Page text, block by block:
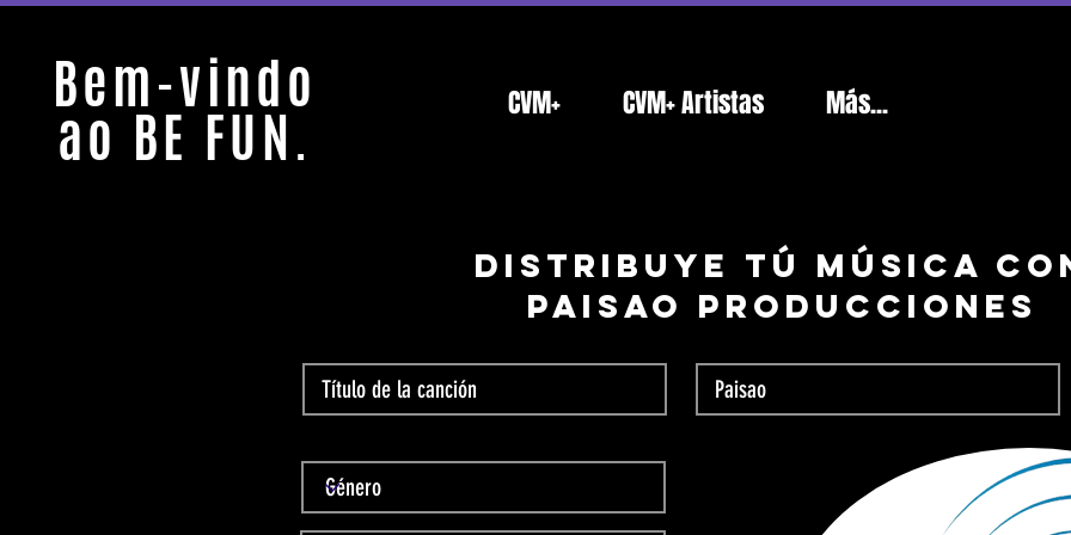
Bem-vindo
ao BE FUN. CVM+ CVM+ Artistas Más...
Distribuye tú música
Paisao ProduccioneS